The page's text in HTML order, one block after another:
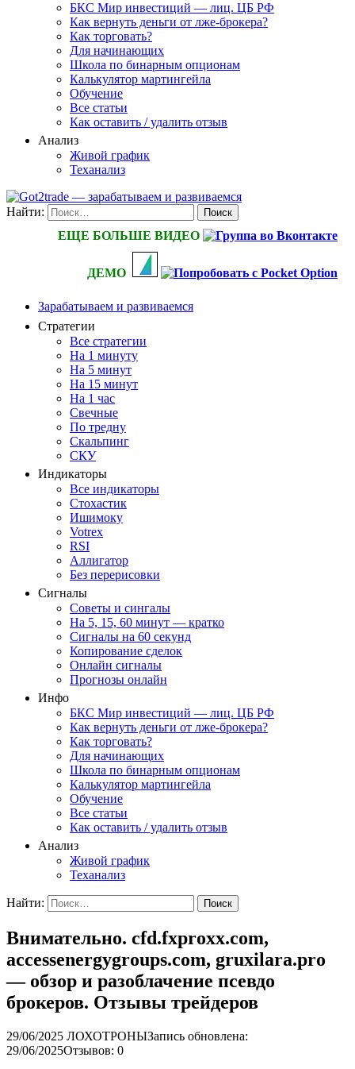
БКС Мир инвестиций — лиц. ЦБ РФ
Как вернуть деньги от лже-брокера?
Как торговать?
Для начинающих
Школа по бинарным опционам
Калькулятор мартингейла
Обучение
Все статьи
Как оставить / удалить отзыв
Анализ
Живой график
Теханализ
Найти:
ЕЩЕ БОЛЬШЕ ВИДЕО
ДЕМО
Зарабатываем и развиваемся
Стратегии
Все стратегии
На 1 минуту
На 5 минут
На 15 минут
На 1 час
Свечные
По тредну
Скальпинг
СКУ
Индикаторы
Все индикаторы
Стохастик
Ишимоку
Votrex
RSI
Аллигатор
Без перерисовки
Сигналы
Советы и сингалы
На 5, 15, 60 минут — кратко
Сигналы на 60 секунд
Копирование сделок
Онлайн сигналы
Прогнозы онлайн
Инфо
БКС Мир инвестиций — лиц. ЦБ РФ
Как вернуть деньги от лже-брокера?
Как торговать?
Для начинающих
Школа по бинарным опционам
Калькулятор мартингейла
Обучение
Все статьи
Как оставить / удалить отзыв
Анализ
Живой график
Теханализ
Найти:
Внимательно. cfd.fxproxx.com,
accessenergygroups.com, gruxilara.pro
— обзор и разоблачение псевдо
брокеров. Отзывы трейдеров
29/06/2025 ЛОХОТРОНЫЗапись обновлена:
29/06/2025Отзывов: 0